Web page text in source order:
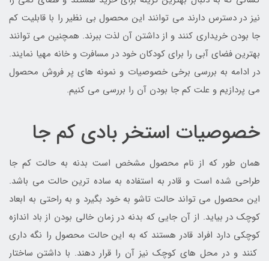
نیز در دسترس دارند می توانند این محصول بی نظیر را با قابلیت کم
جا بودن خریداری کنند و از داشتن آن لذت ببرند. همچنین می توانند
بهترین فضای آبی را برای کودکان خود در مسافرت و خانه مهیا نمایند.
در ادامه به بررسی برخی خصوصیات و نمونه های پر فروش محصول
می پردازیم و علت کم جا بودن آن را بررسی می کنیم.
خصوصیات استخر بادی کم جا
همان طور که از نام محصول مشخص است بدنه به حالت کم جا
طراحی شده است و قادر به استفاده به ساده ترین حالت می باشد.
این محصول می تواند حالت تاشو به خود بگیرد و به راحتی به ابعاد
کوچک در بیاید. از آن جایی که بدنه در زمان خالی بودن از باد اندازه
کوچکی دارد افراد قادر هستند که به این حالت محصول را نگه داری
کنند و در محل های کوچک نیز آن را قرار دهند. با داشتن ساختار